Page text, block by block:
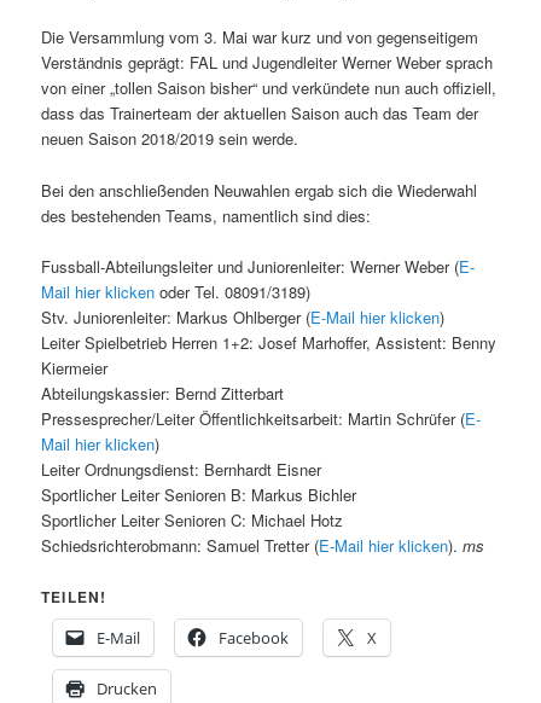
Die Versammlung vom 3. Mai war kurz und von gegenseitigem
Verständnis geprägt: FAL und Jugendleiter Werner Weber sprach
von einer „tollen Saison bisher“ und verkündete nun auch offiziell,
dass das Trainerteam der aktuellen Saison auch das Team der
neuen Saison 2018/2019 sein werde.
Bei den anschließenden Neuwahlen ergab sich die Wiederwahl
des bestehenden Teams, namentlich sind dies:
Fussball-Abteilungsleiter und Juniorenleiter: Werner Weber (E-
Mail hier klicken oder Tel. 08091/3189)
Stv. Juniorenleiter: Markus Ohlberger (E-Mail hier klicken)
Leiter Spielbetrieb Herren 1+2: Josef Marhoffer, Assistent: Benny
Kiermeier
Abteilungskassier: Bernd Zitterbart
Pressesprecher/Leiter Öffentlichkeitsarbeit: Martin Schrüfer (E-
Mail hier klicken)
Leiter Ordnungsdienst: Bernhardt Eisner
Sportlicher Leiter Senioren B: Markus Bichler
Sportlicher Leiter Senioren C: Michael Hotz
Schiedsrichterobmann: Samuel Tretter (E-Mail hier klicken).ms
TEILEN!
E-Mail
Facebook X
Drucken